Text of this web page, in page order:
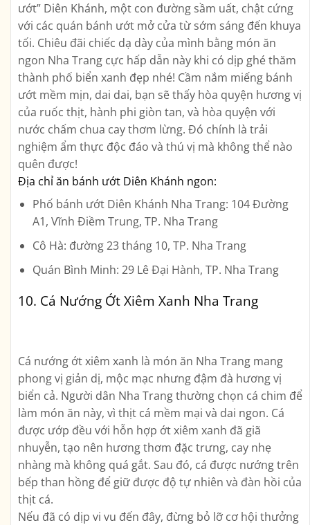
ướt” Diên Khánh, một con đường sầm uất, chật cứng
với các quán bánh ướt mở cửa từ sớm sáng đến khuya
tối. Chiêu đãi chiếc dạ dày của mình bằng món ăn
ngon Nha Trang cực hấp dẫn này khi có dịp ghé thăm
thành phố biển xanh đẹp nhé! Cầm nắm miếng bánh
ướt mềm mịn, dai dai, bạn sẽ thấy hòa quyện hương vị
của ruốc thịt, hành phi giòn tan, và hòa quyện với
nước chấm chua cay thơm lừng. Đó chính là trải
nghiệm ẩm thực độc đáo và thú vị mà không thể nào
quên được!
Địa chỉ ăn bánh ướt Diên Khánh ngon:
Phố bánh ướt Diên Khánh Nha Trang: 104 Đường
A1, Vĩnh Điềm Trung, TP. Nha Trang
Cô Hà: đường 23 tháng 10, TP. Nha Trang
Quán Bình Minh: 29 Lê Đại Hành, TP. Nha Trang
10. Cá Nướng Ớt Xiêm Xanh Nha Trang
Cá nướng ớt xiêm xanh là món ăn Nha Trang mang
phong vị giản dị, mộc mạc nhưng đậm đà hương vị
biển cả. Người dân Nha Trang thường chọn cá chim để
làm món ăn này, vì thịt cá mềm mại và dai ngon. Cá
được ướp đều với hỗn hợp ớt xiêm xanh đã giã
nhuyễn, tạo nên hương thơm đặc trưng, cay nhẹ
nhàng mà không quá gắt. Sau đó, cá được nướng trên
bếp than hồng để giữ được độ tự nhiên và đàn hồi của
thịt cá.
Nếu đã có dịp vi vu đến đây, đừng bỏ lỡ cơ hội thưởng